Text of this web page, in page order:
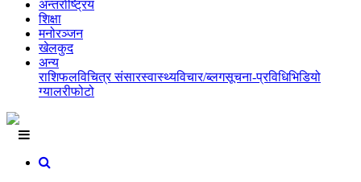
अन्तर्राष्ट्रिय
शिक्षा
मनोरञ्जन
खेलकुद
अन्य
राशिफलविचित्र संसारस्वास्थ्यविचार/ब्लगसूचना-प्रविधिभिडियो
ग्यालरीफोटो